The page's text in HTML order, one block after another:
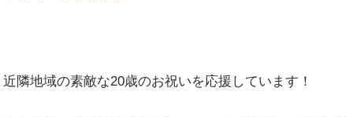
近隣地域の素敵な20歳のお祝いを応援しています！